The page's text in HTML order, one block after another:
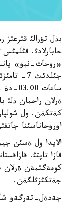
بذل تؤرالئ
حابارلادئ. قئلمئس
جئلدئث
ةرلان راحمان ذلئ
كةتكةن. ول
اؤرؤحاناسئنا
قازا تاپتئ.
كومةگئمةن ةرلان
جةتكئزئلگةن.
جةدةل-تةرگةؤ